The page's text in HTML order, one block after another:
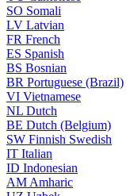
SO Somali
LV Latvian
FR French
ES Spanish
BS Bosnian
BR Portuguese (Brazil)
VI Vietnamese
NL Dutch
BE Dutch (Belgium)
SW Finnish Swedish
IT Italian
ID Indonesian
AM Amharic